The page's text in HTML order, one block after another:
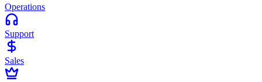
Operations
Support
Sales